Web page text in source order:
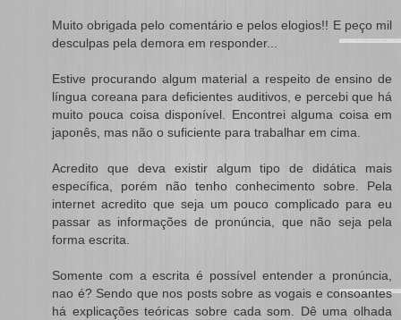
Muito obrigada pelo comentário e pelos elogios!! E peço mil
desculpas pela demora em responder...
Estive procurando algum material a respeito de ensino de
língua coreana para deficientes auditivos, e percebi que há
muito pouca coisa disponível. Encontrei alguma coisa em
japonês, mas não o suficiente para trabalhar em cima.
Acredito que deva existir algum tipo de didática mais
específica, porém não tenho conhecimento sobre. Pela
internet acredito que seja um pouco complicado para eu
passar as informações de pronúncia, que não seja pela
forma escrita.
Somente com a escrita é possível entender a pronúncia,
nao é? Sendo que nos posts sobre as vogais e consoantes
há explicações teóricas sobre cada som. Dê uma olhada